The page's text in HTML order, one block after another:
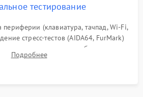
тестирование
(клавиатура, тачпад, Wi-Fi,
стресс-тестов (AIDA64, FurMark)
режима и стабильности
под пиковой нагрузкой.
Подробнее